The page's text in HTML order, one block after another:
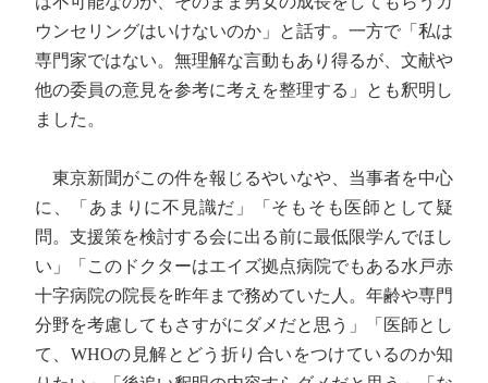
ウンセリングはいけないのか」と話す。一方で「私は
専門家ではない。無理解な言動もあり得るが、文献や
他の委員の意見を参考に考えを整理する」とも釈明し
ました。
東京新聞がこの件を報じるやいなや、当事者を中心
に、「あまりに不見識だ」「そもそも医師として疑
問。支援策を検討する会に出る前に最低限学んでほし
い」「このドクターはエイズ拠点病院でもある水戸赤
十字病院の院長を昨年まで務めていた人。年齢や専門
分野を考慮してもさすがにダメだと思う」「医師とし
て、WHOの見解とどう折り合いをつけているのか知